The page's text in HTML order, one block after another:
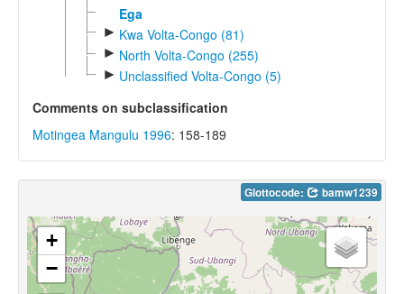
Ega
► Kwa Volta-Congo (81)
► North Volta-Congo (255)
► Unclassified Volta-Congo (5)
Comments on subclassification
Motingea Mangulu 1996: 158-189
Glottocode: bamw1239
+
−